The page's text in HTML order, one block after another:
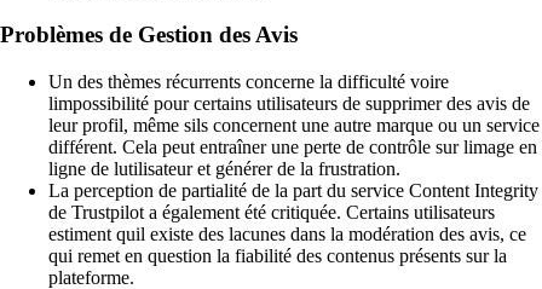
Problèmes de Gestion des Avis
Un des thèmes récurrents concerne la difficulté voire
limpossibilité pour certains utilisateurs de supprimer des avis de
leur profil, même sils concernent une autre marque ou un service
différent. Cela peut entraîner une perte de contrôle sur limage en
ligne de lutilisateur et générer de la frustration.
La perception de partialité de la part du service Content Integrity
de Trustpilot a également été critiquée. Certains utilisateurs
estiment quil existe des lacunes dans la modération des avis, ce
qui remet en question la fiabilité des contenus présents sur la
plateforme.